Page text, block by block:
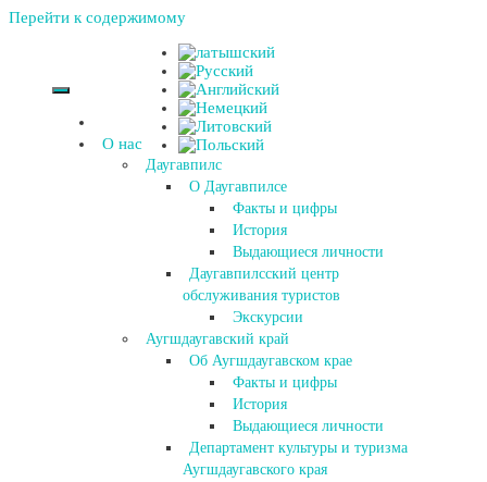
Перейти к содержимому
О нас
Даугавпилс
О Даугавпилсе
Факты и цифры
История
Выдающиеся личности
Даугавпилсский центр
обслуживания туристов
Экскурсии
Аугшдаугавский край
Об Аугшдаугавском крае
Факты и цифры
История
Выдающиеся личности
Департамент культуры и туризма
Аугшдаугавского края